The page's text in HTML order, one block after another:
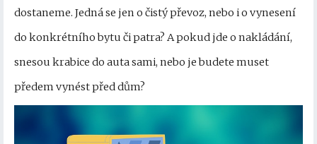
dostaneme. Jedná se jen o čistý převoz, nebo i o vynesení
do konkrétního bytu či patra? A pokud jde o nakládání,
snesou krabice do auta sami, nebo je budete muset
předem vynést před dům?